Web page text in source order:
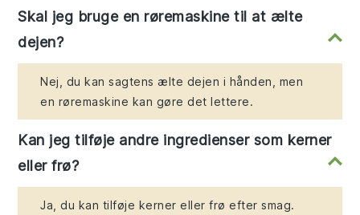
Skal jeg bruge en røremaskine til at ælte
dejen?
Nej, du kan sagtens ælte dejen i hånden, men
en røremaskine kan gøre det lettere.
Kan jeg tilføje andre ingredienser som kerner
eller frø?
Ja, du kan tilføje kerner eller frø efter smag.